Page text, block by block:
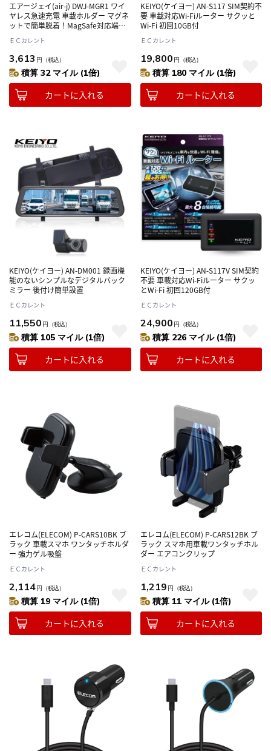
エアージェイ(air-j) DWJ-MGR1 ワイ
ヤレス急速充電 車載ホルダー マグネ
ットで簡単脱着！MagSafe対応端末
ＥＣカレント
3,613 円 （税込）
積算 32 マイル (1倍)
カートに入れる
KEIYO(ケイヨー) AN-S117 SIM契約不
要 車載対応Wi-Fiルーター サクッと
Wi-Fi 初回10GB付
ＥＣカレント
19,800 円 （税込）
積算 180 マイル (1倍)
カートに入れる
KEIYO(ケイヨー) AN-DM001 録画機
能のないシンプルなデジタルバック
ミラー 後付け簡単設置
ＥＣカレント
11,550 円 （税込）
積算 105 マイル (1倍)
カートに入れる
KEIYO(ケイヨー) AN-S117V SIM契約
不要 車載対応Wi-Fiルーター サクッ
とWi-Fi 初回120GB付
ＥＣカレント
24,900 円 （税込）
積算 226 マイル (1倍)
カートに入れる
エレコム(ELECOM) P-CARS10BK ブ
ラック 車載スマホ ワンタッチホルダ
ー 強力ゲル吸盤
ＥＣカレント
2,114円 （税込）
積算 19 マイル (1倍)
カートに入れる
エレコム(ELECOM) P-CARS12BK ブ
ラック スマホ用車載ワンタッチホル
ダー エアコンクリップ
ＥＣカレント
1,219 円 （税込）
積算 11 マイル (1倍)
カートに入れる